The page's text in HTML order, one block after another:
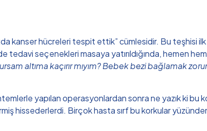
kanser hücreleri tespit ettik” cümlesidir. Bu teşhisi
seçenekleri masaya yatırıldığında, hemen
altıma kaçırır mıyım? Bebek bezi bağlamak
yapılan operasyonlardan sonra ne yazık ki
hissederlerdi. Birçok hasta sırf bu korkular